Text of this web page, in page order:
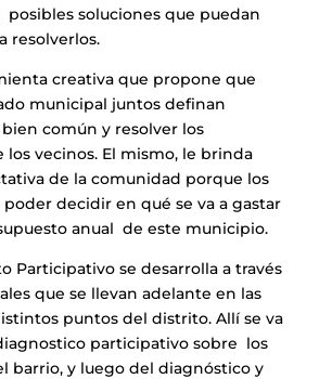
soluciones que puedan
resolverlos.
creativa que propone que
municipal juntos definan
común y resolver los
los vecinos. El mismo, le brinda
de la comunidad porque los
poder decidir en qué se va a gastar
anual de este municipio.
Participativo se desarrolla a través
que se llevan adelante en las
puntos del distrito. Allí se va
participativo sobre los
barrio, y luego del diagnóstico y